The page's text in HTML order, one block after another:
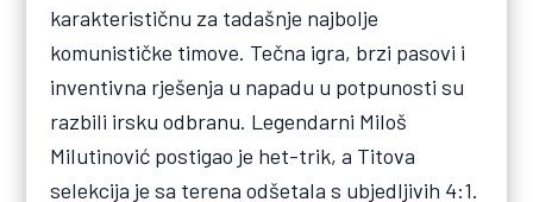
karakterističnu za tadašnje najbolje
komunističke timove. Tečna igra, brzi pasovi i
inventivna rješenja u napadu u potpunosti su
razbili irsku odbranu. Legendarni Miloš
Milutinović postigao je het-trik, a Titova
selekcija je sa terena odšetala s ubjedljivih 4:1.